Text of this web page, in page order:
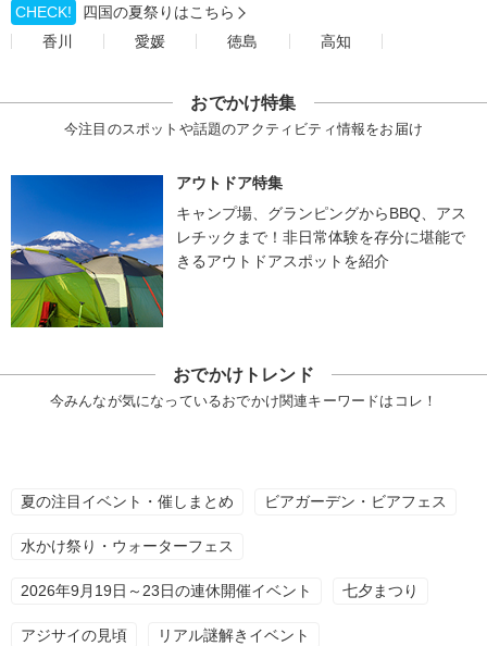
CHECK!
四国の夏祭りはこちら
香川
愛媛 徳島 高知
おでかけ特集
今注目のスポットや話題のアクティビティ情報をお届け
アウトドア特集
キャンプ場、グランピングからBBQ、アス
レチックまで！非日常体験を存分に堪能で
きるアウトドアスポットを紹介
おでかけトレンド
今みんなが気になっているおでかけ関連キーワードはコレ！
夏の注目イベント・催しまとめ ビアガーデン・ビアフェス
水かけ祭り・ウォーターフェス
2026年9月19日～23日の連休開催イベント 七夕まつり
アジサイの見頃 リアル謎解きイベント